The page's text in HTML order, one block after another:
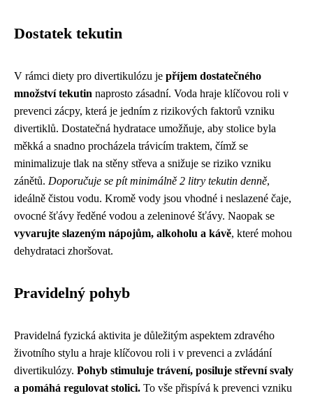
Dostatek tekutin
V rámci diety pro divertikulózu je příjem dostatečného
množství tekutin naprosto zásadní. Voda hraje klíčovou roli v
prevenci zácpy, která je jedním z rizikových faktorů vzniku
divertiklů. Dostatečná hydratace umožňuje, aby stolice byla
měkká a snadno procházela trávicím traktem, čímž se
minimalizuje tlak na stěny střeva a snižuje se riziko vzniku
zánětů. Doporučuje se pít minimálně 2 litry tekutin denně,
ideálně čistou vodu. Kromě vody jsou vhodné i neslazené čaje,
ovocné šťávy ředěné vodou a zeleninové šťávy. Naopak se
vyvarujte slazeným nápojům, alkoholu a kávě, které mohou
dehydrataci zhoršovat.
Pravidelný pohyb
Pravidelná fyzická aktivita je důležitým aspektem zdravého
životního stylu a hraje klíčovou roli i v prevenci a zvládání
divertikulózy. Pohyb stimuluje trávení, posiluje střevní svaly
a pomáhá regulovat stolici. To vše přispívá k prevenci vzniku